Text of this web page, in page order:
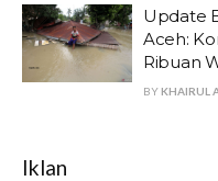
Update
Aceh:
Ribuan
BY KHAIRUL
Iklan